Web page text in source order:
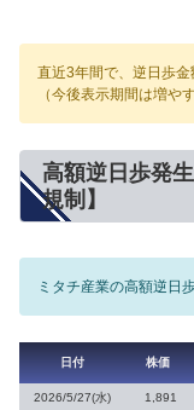
直近3年間で、逆日歩
（今後表示期間は増や
高額逆日歩発
規制】
ミタチ産業の高額逆日
日付 株価
2026/5/27(水) 1,891